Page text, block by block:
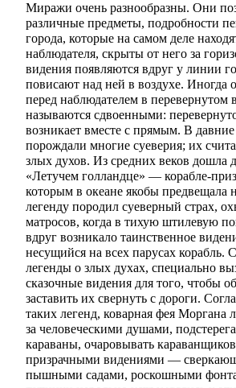
Миражи очень разнообразны. Они
различные предметы, подробности
города, которые на самом деле
наблюдателя, скрыты от него за
видения появляются вдруг у линии
повисают над ней в воздухе. Иногда
перед наблюдателем в перевернутом
называются сдвоенными:
возникает вместе с прямым. В
порождали многие суеверия; их
злых духов. Из средних веков дошла
«Летучем голландце» — корабле-
которым в океане якобы предвещала
легенду породил суеверный страх,
матросов, когда в тихую штилевую
вдруг возникало таинственное
несущийся на всех парусах корабль.
легенды о злых духах, специально
сказочные видения для того, чтобы
заставить их свернуть с дороги.
таких легенд, коварная фея Моргана
за человеческими душами,
караваны, очаровывать
призрачными видениями —
пышными садами, роскошными